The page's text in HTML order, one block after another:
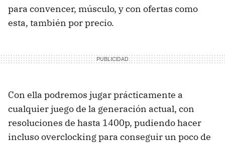
para convencer, músculo, y con ofertas como
esta, también por precio.
Con ella podremos jugar prácticamente a
cualquier juego de la generación actual, con
resoluciones de hasta 1400p, pudiendo hacer
incluso overclocking para conseguir un poco de